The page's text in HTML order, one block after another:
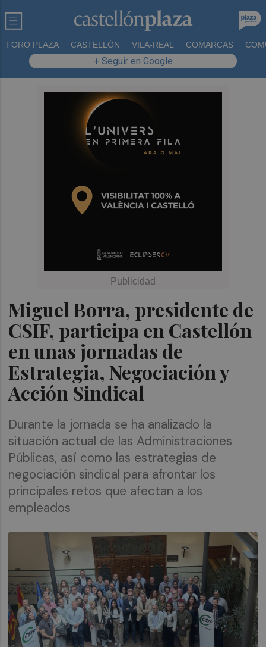
FORO PLAZA CASTELLÓN VILA-REAL COMARCAS
+ Seguir en Google
Miguel Borra, presidente de
CSIF, participa en Castellón
en unas jornadas de
Estrategia, Negociación y
Acción Sindical
Durante la jornada se ha analizado la
situación actual de las Administraciones
Públicas, así como las estrategias de
negociación sindical para afrontar los
principales retos que afectan a los
empleados